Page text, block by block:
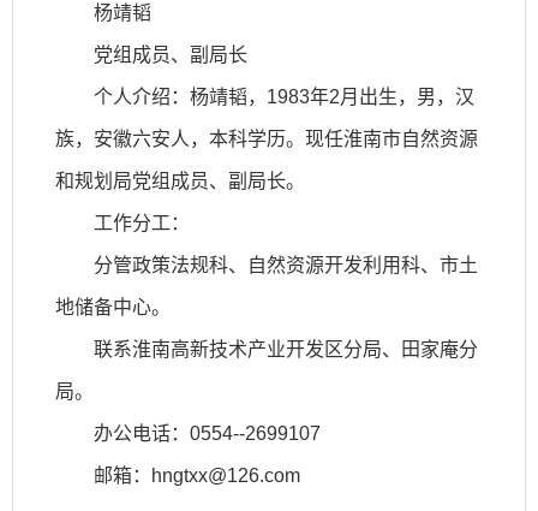
杨靖韬
党组成员、副局长
个人介绍：杨靖韬，1983年2月出生，男，汉
族，安徽六安人，本科学历。现任淮南市自然资源
和规划局党组成员、副局长。
工作分工：
分管政策法规科、自然资源开发利用科、市土
地储备中心。
联系淮南高新技术产业开发区分局、田家庵分
局。
办公电话：0554--2699107
邮箱：hngtxx@126.com